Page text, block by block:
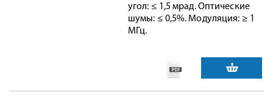
угол: ≤ 1,5 мрад. Оптические
шумы: ≤ 0,5%. Модуляция: ≥ 1
МГц.